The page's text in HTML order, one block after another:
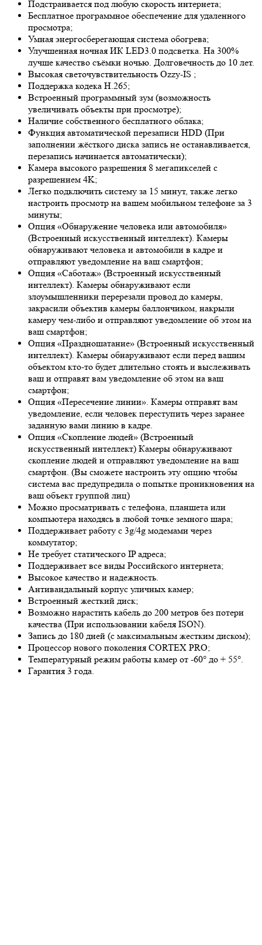
Подстраивается под любую скорость интернета;
Бесплатное программное обеспечение для удаленного
просмотра;
Умная энергосберегающая система обогрева;
Улучшенная ночная ИК LED3.0 подсветка. На 300%
лучше качество съёмки ночью. Долговечность до 10 лет.
Высокая светочувствительность Ozzy-IS ;
Поддержка кодека H.265;
Встроенный программный зум (возможность
увеличивать объекты при просмотре);
Наличие собственного бесплатного облака;
Функция автоматической перезаписи HDD (При
заполнении жёсткого диска запись не останавливается,
перезапись начинается автоматически);
Камера высокого разрешения 8 мегапикселей с
разрешением 4K;
Легко подключить систему за 15 минут, также легко
настроить просмотр на вашем мобильном телефоне за 3
минуты;
Опция «Обнаружение человека или автомобиля»
(Встроенный искусственный интеллект). Камеры
обнаруживают человека и автомобили в кадре и
отправляют уведомление на ваш смартфон;
Опция «Саботаж» (Встроенный искусственный
интеллект). Камеры обнаруживают если
злоумышленники перерезали провод до камеры,
закрасили объектив камеры баллончиком, накрыли
камеру чем-либо и отправляют уведомление об этом на
ваш смартфон;
Опция «Праздношатание» (Встроенный искусственный
интеллект). Камеры обнаруживают если перед вашим
объектом кто-то будет длительно стоять и выслеживать
ваш и отправят вам уведомление об этом на ваш
смартфон;
Опция «Пересечение линии». Камеры отправят вам
уведомление, если человек переступить через заранее
заданную вами линию в кадре.
Опция «Скопление людей» (Встроенный
искусственный интеллект) Камеры обнаруживают
скопление людей и отправляют уведомление на ваш
смартфон. (Вы сможете настроить эту опцию чтобы
система вас предупредила о попытке проникновения на
ваш объект группой лиц)
Можно просматривать с телефона, планшета или
компьютера находясь в любой точке земного шара;
Поддерживает работу с 3g/4g модемами через
коммутатор;
Не требует статического IP адреса;
Поддерживает все виды Российского интернета;
Высокое качество и надежность.
Антивандальный корпус уличных камер;
Встроенный жесткий диск;
Возможно нарастить кабель до 200 метров без потери
качества (При использовании кабеля ISON).
Запись до 180 дней (с максимальным жестким диском);
Процессор нового поколения CORTEX PRO;
Температурный режим работы камер от -60° до + 55°.
Гарантия 3 года.